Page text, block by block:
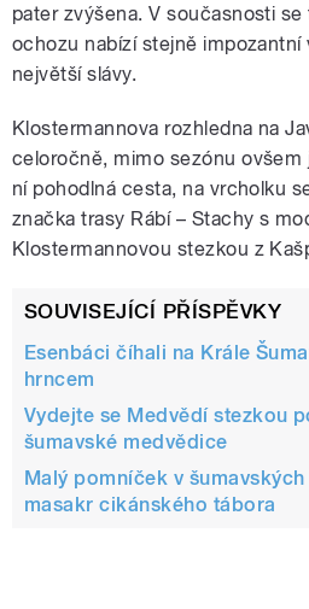
pater zvýšena. V současnosti
ochozu nabízí stejně impozantní
největší slávy.
Klostermannova rozhledna na
celoročně, mimo sezónu ovšem
ní pohodlná cesta, na vrcholku
značka trasy Rábí – Stachy s
Klostermannovou stezkou z
SOUVISEJÍCÍ PŘÍSPĚVKY
Esenbáci číhali na Krále
hrncem
Vydejte se Medvědí stezkou
šumavské medvědice
Malý pomníček v
masakr cikánského tábora